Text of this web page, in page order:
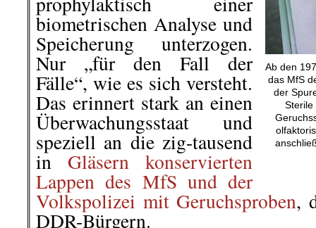
Ab den
das MfS
der
Sterile
biometrischen Analyse und
Speicherung unterzogen.
Nur „für den Fall der
Fälle“, wie es sich versteht.
Das erinnert stark an einen
Überwachungsstaat und
speziell an die zig-tausend
in Gläsern konservierten
Lappen des MfS und der
Volkspolizei mit Geruchsproben,
DDR-Bürgern.